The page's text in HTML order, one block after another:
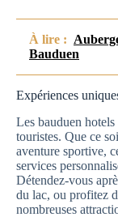
À lire :
Bauduen
Expériences
Les bauduen
touristes. Que ce
aventure sportive,
services
Détendez-vous
du lac, ou profitez
nombreuses